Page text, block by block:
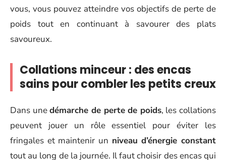
vous, vous pouvez atteindre vos objectifs de perte de
poids tout en continuant à savourer des plats
savoureux.
Collations minceur : des encas
sains pour combler les petits creux
Dans unedémarche de perte de poids, les collations
peuvent jouer un rôle essentiel pour éviter les
fringales et maintenir un niveau d’énergie constant
tout au long de la journée. Il faut choisir des encas qui